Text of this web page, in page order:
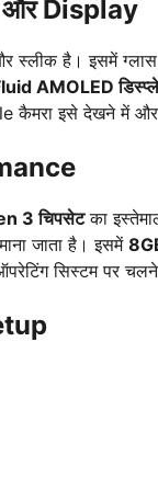
Display
स्लीक है। इसमें
AMOLED डिस्प्ले
कैमरा इसे देखने में और
3 चिपसेटका
जाता है। इसमें
सिस्टम पर चलने